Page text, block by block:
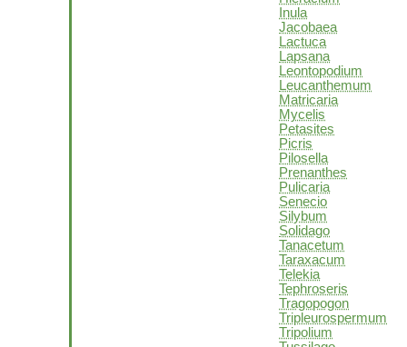
Inula
Jacobaea
Lactuca
Lapsana
Leontopodium
Leucanthemum
Matricaria
Mycelis
Petasites
Picris
Pilosella
Prenanthes
Pulicaria
Senecio
Silybum
Solidago
Tanacetum
Taraxacum
Telekia
Tephroseris
Tragopogon
Tripleurospermum
Tripolium